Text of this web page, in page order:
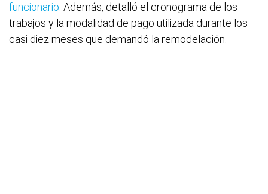
funcionario. Además, detalló el cronograma de los
trabajos y la modalidad de pago utilizada durante los
casi diez meses que demandó la remodelación.